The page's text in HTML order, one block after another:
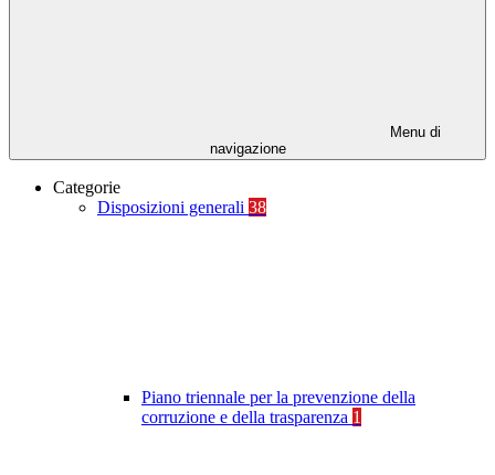
Menu di
navigazione
Categorie
Disposizioni generali 38
Piano triennale per la prevenzione della
corruzione e della trasparenza 1